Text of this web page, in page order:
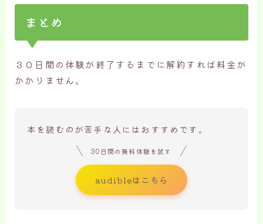
まとめ
３０日間の体験が終了するまでに解約すれば料金が
かかりません。
本を読むのが苦手な人にはおすすめです。
30日間の無料体験を試す
audibleはこちら